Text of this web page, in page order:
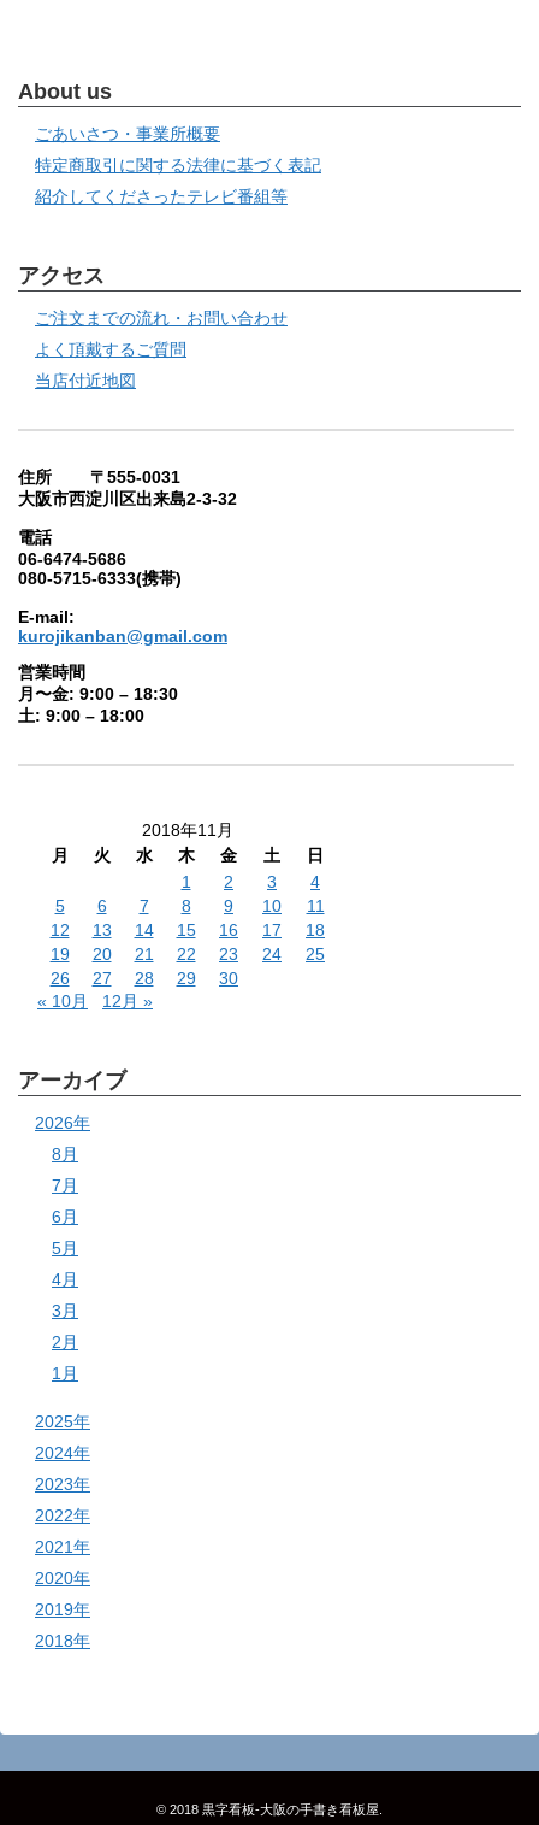
About us
ごあいさつ・事業所概要
特定商取引に関する法律に基づく表記
紹介してくださったテレビ番組等
アクセス
ご注文までの流れ・お問い合わせ
よく頂戴するご質問
当店付近地図
住所 〒555-0031
大阪市西淀川区出来島2-3-32
電話
06-6474-5686
080-5715-6333(携帯)
E-mail:
kurojikanban@gmail.com
営業時間
月〜金: 9:00 – 18:30
土: 9:00 – 18:00
2018年11月
月
火 水 木 金 土
日
1
2 3
4
5
6 7 8 9 10
11
12
13 14 15 16 17
18
19
20 21 22 23 24
25
26
27 28 29
30
« 10月
12月 »
アーカイブ
2026年
8月
7月
6月
5月
4月
3月
2月
1月
2025年
2024年
2023年
2022年
2021年
2020年
2019年
2018年
© 2018 黒字看板‐大阪の手書き看板屋